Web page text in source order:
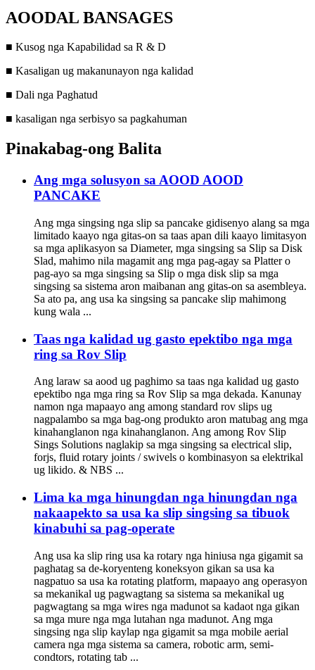
AOODAL BANSAGES
■ Kusog nga Kapabilidad sa R ​​& D
■ Kasaligan ug makanunayon nga kalidad
■ Dali nga Paghatud
■ kasaligan nga serbisyo sa pagkahuman
Pinakabag-ong Balita
Ang mga solusyon sa AOOD AOOD
PANCAKE
Ang mga singsing nga slip sa pancake gidisenyo alang sa mga
limitado kaayo nga gitas-on sa taas apan dili kaayo limitasyon
sa mga aplikasyon sa Diameter, mga singsing sa Slip sa Disk
Slad, mahimo nila magamit ang mga pag-agay sa Platter o
pag-ayo sa mga singsing sa Slip o mga disk slip sa mga
singsing sa sistema aron maibanan ang gitas-on sa asembleya.
Sa ato pa, ang usa ka singsing sa pancake slip mahimong
kung wala ...
Taas nga kalidad ug gasto epektibo nga mga
ring sa Rov Slip
Ang laraw sa aood ug paghimo sa taas nga kalidad ug gasto
epektibo nga mga ring sa Rov Slip sa mga dekada. Kanunay
namon nga mapaayo ang among standard rov slips ug
nagpalambo sa mga bag-ong produkto aron matubag ang mga
kinahanglanon nga kinahanglanon. Ang among Rov Slip
Sings Solutions naglakip sa mga singsing sa electrical slip,
forjs, fluid rotary joints / swivels o kombinasyon sa elektrikal
ug likido. & NBS ...
Lima ka mga hinungdan nga hinungdan nga
nakaapekto sa usa ka slip singsing sa tibuok
kinabuhi sa pag-operate
Ang usa ka slip ring usa ka rotary nga hiniusa nga gigamit sa
paghatag sa de-koryenteng koneksyon gikan sa usa ka
nagpatuo sa usa ka rotating platform, mapaayo ang operasyon
sa mekanikal ug pagwagtang sa sistema sa mekanikal ug
pagwagtang sa mga wires nga madunot sa kadaot nga gikan
sa mga mure nga mga lutahan nga madunot. Ang mga
singsing nga slip kaylap nga gigamit sa mga mobile aerial
camera nga mga sistema sa camera, robotic arm, semi-
condtors, rotating tab ...